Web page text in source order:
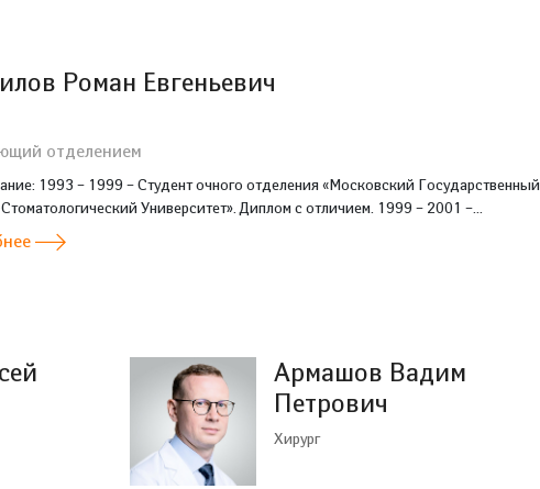
Роман Евгеньевич
отделением
1993 – 1999 – Студент очного отделения «Московский Государственный
Университет». Диплом с отличием. 1999 – 2001 –...
Армашов Вадим
Петрович
Хирург